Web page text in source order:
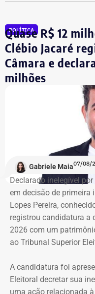
comentou.
Integrante de
ocupação
Integrante do
Favelas (MLB), dona
ocupantes chegou ao
“Nós já sofremos
ocupação é justamente
que atenda as
que eu entrei no MLB
mesmo é um teto, um
valer um direito
A Central de
(CMPRJ) emitiu nota de
POLÍTICA
Quase R$ 12
Clébio Jacaré
Câmara e
milhões
Gabriele Maia07/08/
Declarado inelegível
em decisão de primeira
Lopes Pereira,
registrou candidatura a
2026 com um
ao Tribunal Superior
A candidatura foi
Eleitoral decretar sua
uma ação relacionada